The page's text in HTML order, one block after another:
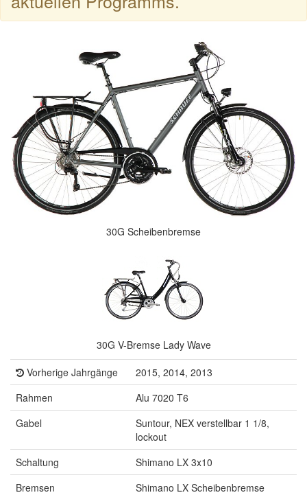
30G Scheibenbremse
30G V-Bremse Lady Wave
Vorherige Jahrgänge
2015, 2014, 2013
Rahmen
Alu 7020 T6
Gabel
Suntour, NEX verstellbar 1 1/8,
lockout
Schaltung
Shimano LX 3x10
Bremsen
Shimano LX Scheibenbremse